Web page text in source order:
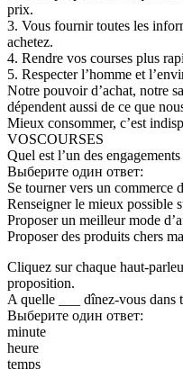
prix.
3. Vous fournir toutes les
achetez.
4. Rendre vos courses plus
5. Respecter l’homme et
Notre pouvoir d’achat, notre
dépendent aussi de ce que
Mieux consommer, c’est
VOSCOURSES
Quel est l’un des
Выберите один ответ:
Se tourner vers un commerce
Renseigner le mieux possible
Proposer un meilleur mode
Proposer des produits chers
Cliquez sur chaque haut-
proposition.
A quelle ___ dînez-vous dans
Выберите один ответ:
minute
heure
temps